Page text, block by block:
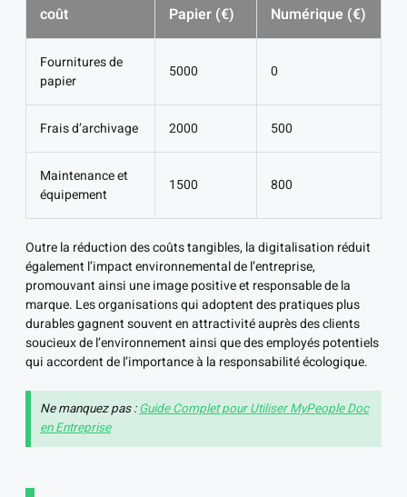
coût
Papier (€)
Numérique (€)
Fournitures de
papier
5000 0
Frais d’archivage 2000 500
Maintenance et
équipement
1500 800
Outre la réduction des coûts tangibles, la digitalisation réduit
également l’impact environnemental de l’entreprise,
promouvant ainsi une image positive et responsable de la
marque. Les organisations qui adoptent des pratiques plus
durables gagnent souvent en attractivité auprès des clients
soucieux de l’environnement ainsi que des employés potentiels
qui accordent de l’importance à la responsabilité écologique.
Ne manquez pas :Guide Complet pour Utiliser MyPeople Doc
en Entreprise